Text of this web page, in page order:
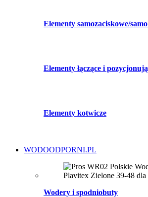
Elementy samozaciskowe/
Elementy łączące i
Elementy kotwicze
WODOODPORNI.PL
Wodery i spodniobuty